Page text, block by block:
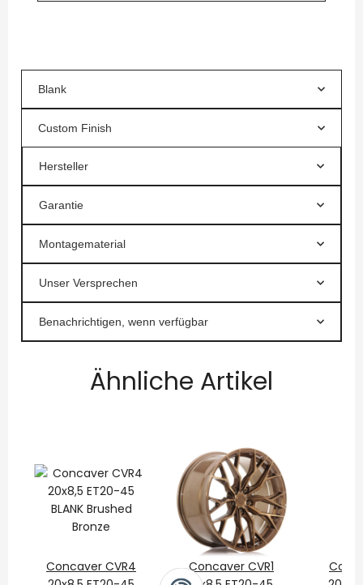
Blank
Custom Finish
Hersteller
Garantie
Montagematerial
Unser Versprechen
Benachrichtigen, wenn verfügbar
Ähnliche Artikel
Concaver CVR4
Concaver CVR1